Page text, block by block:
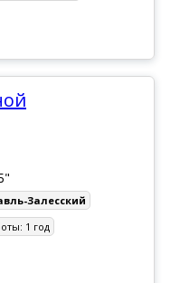
Залесский
1 год